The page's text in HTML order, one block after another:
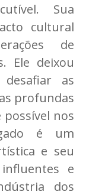
Sua
cultural
de
Ele deixou
as
profundas
nos
é um
e seu
e
dos